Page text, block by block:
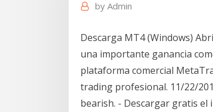
by Admin
Descarga MT4 (Windows)
una importante ganancia
plataforma comercial
trading profesional. 11/22/
bearish. - Descargar gratis